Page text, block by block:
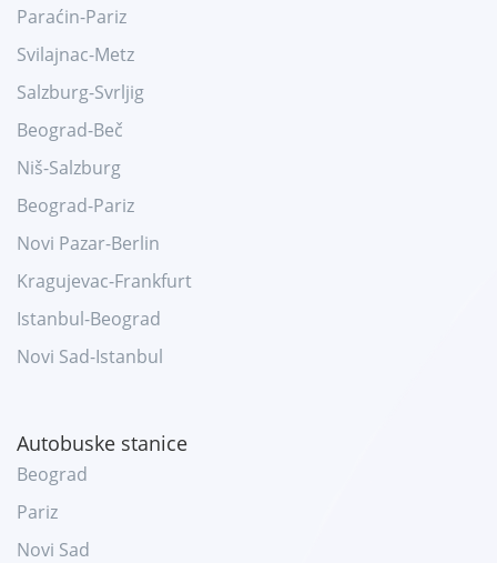
Paraćin-Pariz
Svilajnac-Metz
Salzburg-Svrljig
Beograd-Beč
Niš-Salzburg
Beograd-Pariz
Novi Pazar-Berlin
Kragujevac-Frankfurt
Istanbul-Beograd
Novi Sad-Istanbul
Autobuske stanice
Beograd
Pariz
Novi Sad